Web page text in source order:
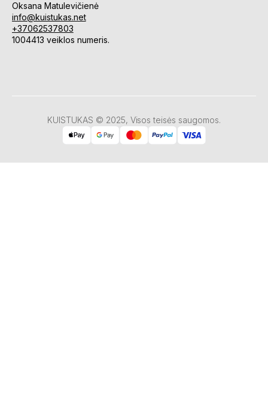
Oksana Matulevičienė
info@kuistukas.net
+37062537803
1004413 veiklos numeris.
KUISTUKAS © 2025, Visos teisės saugomos.